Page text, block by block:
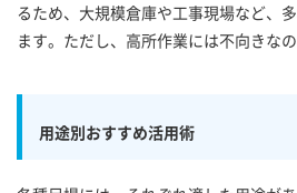
るため、大規模倉庫や工事現場など、
ます。ただし、高所作業には不向きな
用途別おすすめ活用術